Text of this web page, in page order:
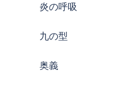
炎の呼吸
九の型
奥義